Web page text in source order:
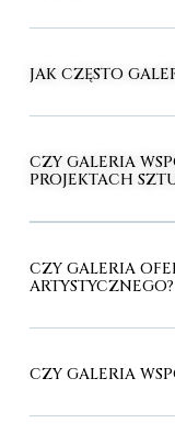
JAK CZĘSTO
CZY GALERIA
PROJEKTACH
CZY GALERIA
ARTYSTYCZNEGO?
CZY GALERIA